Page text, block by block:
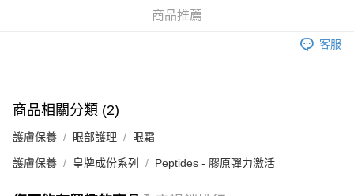
每筆HK$20.00，滿HK$100.00或以上免運費
(澳門門市) 只顯示可選門市。確認發貨後2-5個工作天到店，3天內
澳門地區配送 - 確認發貨後1-4個工作天送達
商品推薦
客服
商品相關分類 (2)
護膚保養 眼部護理 眼霜
護膚保養 皇牌成份系列 Peptides - 膠原彈力激活